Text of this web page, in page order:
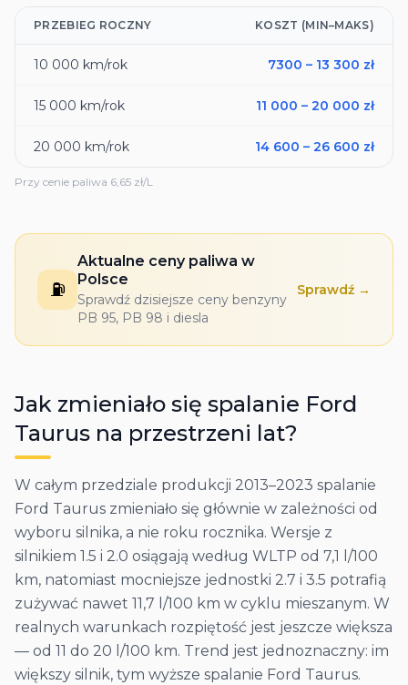
PRZEBIEG ROCZNY KOSZT (MIN–MAKS)
10 000 km/rok 7300 – 13 300 zł
15 000 km/rok 11 000 – 20 000 zł
20 000 km/rok 14 600 – 26 600 zł
Przy cenie paliwa 6,65 zł/L
⛽
Aktualne ceny paliwa w
Polsce
Sprawdź dzisiejsze ceny benzyny
PB 95, PB 98 i diesla
Sprawdź →
Jak zmieniało się spalanie Ford
Taurus na przestrzeni lat?
W całym przedziale produkcji 2013–2023 spalanie
Ford Taurus zmieniało się głównie w zależności od
wyboru silnika, a nie roku rocznika. Wersje z
silnikiem 1.5 i 2.0 osiągają według WLTP od 7,1 l/100
km, natomiast mocniejsze jednostki 2.7 i 3.5 potrafią
zużywać nawet 11,7 l/100 km w cyklu mieszanym. W
realnych warunkach rozpiętość jest jeszcze większa
— od 11 do 20 l/100 km. Trend jest jednoznaczny: im
większy silnik, tym wyższe spalanie Ford Taurus.